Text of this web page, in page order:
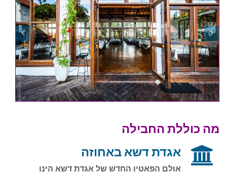
מה כוללת החבילה
אגדת דשא באחוזה
אולם הפאטיו החדש של אגדת דשא הינו